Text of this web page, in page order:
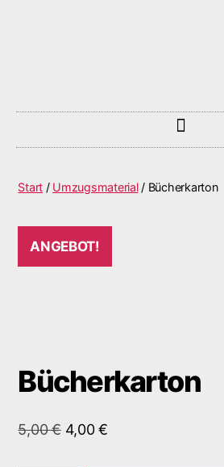
Start / Umzugsmaterial/ Bücherkarton
ANGEBOT!
Bücherkarton
5,00€ 4,00€